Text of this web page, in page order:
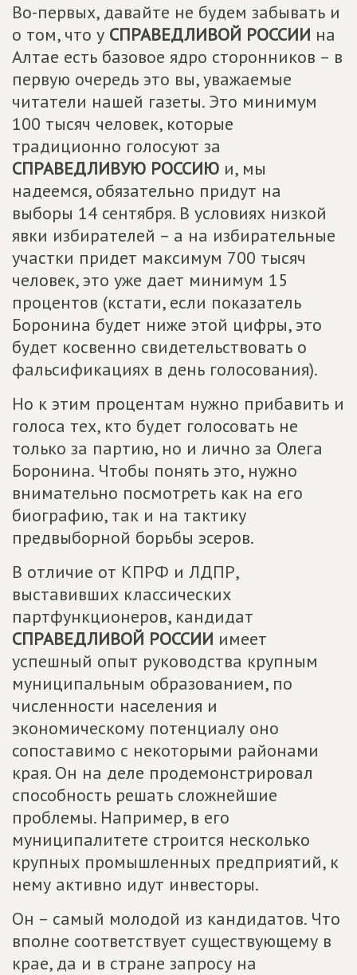
Во-первых, давайте не будем забывать и
о том, что у СПРАВЕДЛИВОЙ РОССИИ на
Алтае есть базовое ядро сторонников – в
первую очередь это вы, уважаемые
читатели нашей газеты. Это минимум
100 тысяч человек, которые
традиционно голосуют за
СПРАВЕДЛИВУЮ РОССИЮ и, мы
надеемся, обязательно придут на
выборы 14 сентября. В условиях низкой
явки избирателей – а на избирательные
участки придет максимум 700 тысяч
человек, это уже дает минимум 15
процентов (кстати, если показатель
Боронина будет ниже этой цифры, это
будет косвенно свидетельствовать о
фальсификациях в день голосования).
Но к этим процентам нужно прибавить и
голоса тех, кто будет голосовать не
только за партию, но и лично за Олега
Боронина. Чтобы понять это, нужно
внимательно посмотреть как на его
биографию, так и на тактику
предвыборной борьбы эсеров.
В отличие от КПРФ и ЛДПР,
выставивших классических
партфункционеров, кандидат
СПРАВЕДЛИВОЙ РОССИИ имеет
успешный опыт руководства крупным
муниципальным образованием, по
численности населения и
экономическому потенциалу оно
сопоставимо с некоторыми районами
края. Он на деле продемонстрировал
способность решать сложнейшие
проблемы. Например, в его
муниципалитете строится несколько
крупных промышленных предприятий, к
нему активно идут инвесторы.
Он – самый молодой из кандидатов. Что
вполне соответствует существующему в
крае, да и в стране запросу на